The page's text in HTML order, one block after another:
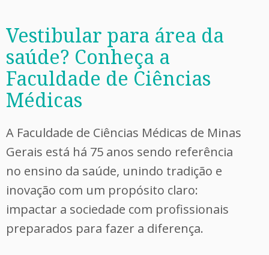
Vestibular para área da
saúde? Conheça a
Faculdade de Ciências
Médicas
A Faculdade de Ciências Médicas de Minas
Gerais está há 75 anos sendo referência
no ensino da saúde, unindo tradição e
inovação com um propósito claro:
impactar a sociedade com profissionais
preparados para fazer a diferença.